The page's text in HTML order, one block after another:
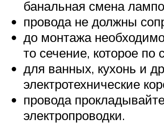
банальная смена
провода не должны
до монтажа
то сечение, которое
для ванных, кухонь и
электротехнические
провода
электропроводки.